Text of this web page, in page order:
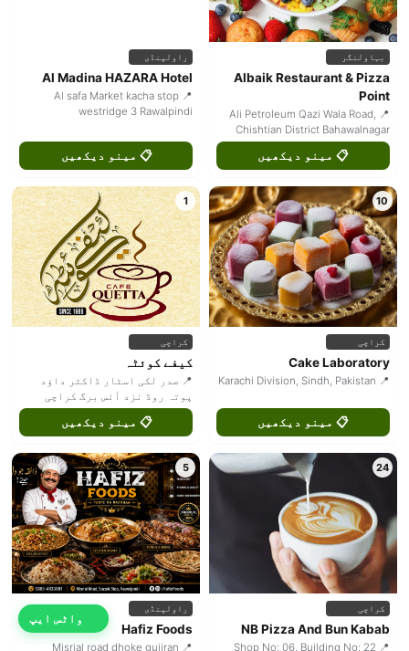
بہاولنگر
Albaik Restaurant & Pizza
Point
📍 Ali Petroleum Qazi Wala Road,
Chishtian District Bahawalnagar
📋 مینو دیکھیں
راولپنڈی
Al Madina HAZARA Hotel
📍 Al safa Market kacha stop
westridge 3 Rawalpindi
📋 مینو دیکھیں
10
کراچی
Cake Laboratory
📍 Karachi Division, Sindh, Pakistan
📋 مینو دیکھیں
1
کراچی
کیفے کوئٹہ
📍 صدر لکی اسٹار ڈاکٹر داؤد
پوتہ روڈ نزد آئس برگ کراچی
📋 مینو دیکھیں
24
کراچی
NB Pizza And Bun Kabab
📍 Shop No: 06, Building No: 22
5
راولپنڈی
Hafiz Foods
📍 Misrial road dhoke gujjran
واٹس ایپ